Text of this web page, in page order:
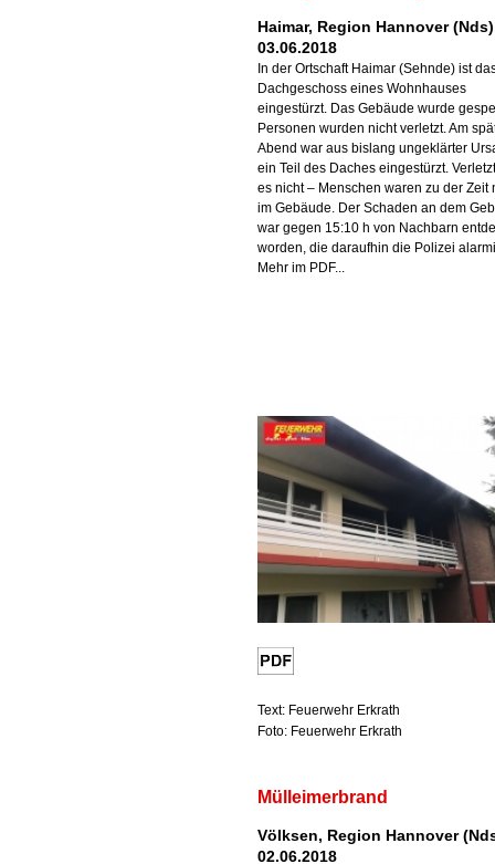
Haimar, Region Hannover
03.06.2018
In der Ortschaft Haimar (Sehnde) ist
Dachgeschoss eines Wohnhauses
eingestürzt. Das Gebäude wurde
Personen wurden nicht verletzt. Am
Abend war aus bislang ungeklärter
ein Teil des Daches eingestürzt.
es nicht – Menschen waren zu der Zeit
im Gebäude. Der Schaden an dem
war gegen 15:10 h von Nachbarn
worden, die daraufhin die Polizei
Mehr im PDF...
Text: Feuerwehr Erkrath
Foto: Feuerwehr Erkrath
Mülleimerbrand
Völksen, Region Hannover
02.06.2018